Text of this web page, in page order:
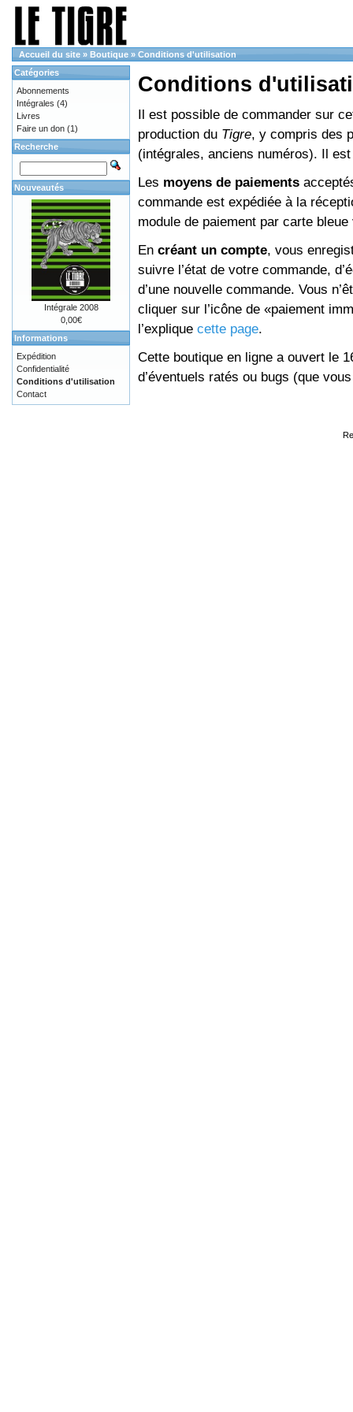
Accueil du site » Boutique » Conditions d'utilisation
Conditions
Il est possible de commander sur
production du Tigre, y compris des
(intégrales, anciens numéros). Il
Les moyens de paiements
commande est expédiée à la
module de paiement par carte
En créant un compte, vous
suivre l’état de votre commande,
d’une nouvelle commande. Vous
cliquer sur l’icône de «paiement
l’explique cette page.
Cette boutique en ligne a ouvert le
d’éventuels ratés ou bugs (que
Catégories
Abonnements
Intégrales (4)
Livres
Faire un don (1)
Recherche
Nouveautés
Intégrale 2008
0,00€
Informations
Expédition
Confidentialité
Conditions d'utilisation
Contact